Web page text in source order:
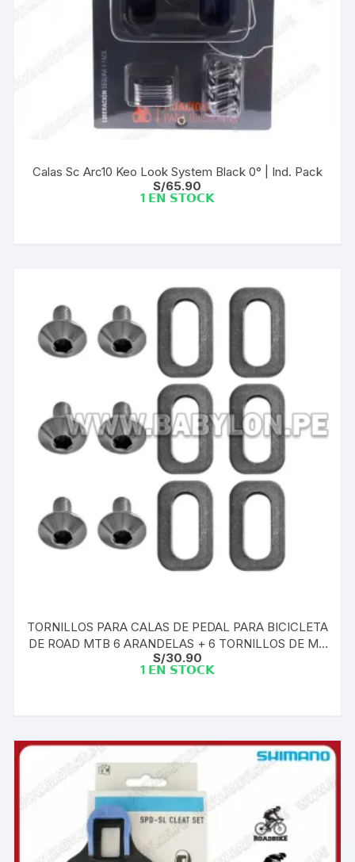
Calas Sc Arc10 Keo Look System Black 0° | Ind. Pack
S/65.90
1 𝗘𝗡 𝗦𝗧𝗢𝗖𝗞
TORNILLOS PARA CALAS DE PEDAL PARA BICICLETA
DE ROAD MTB 6 ARANDELAS + 6 TORNILLOS DE M5
SPD
S/30.90
1 𝗘𝗡 𝗦𝗧𝗢𝗖𝗞